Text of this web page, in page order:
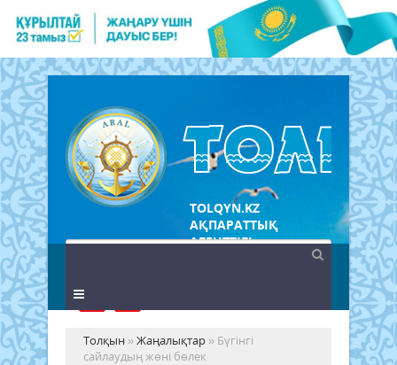
TOLQYN.KZ
АҚПАРАТТЫҚ
АГЕНТТІГІ
Толқын »Жаңалықтар » Бүгінгі
сайлаудың жөні бөлек